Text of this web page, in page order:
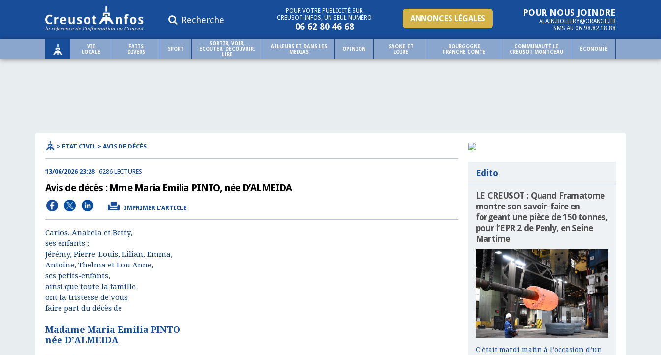
Recherche
POUR NOUS JOINDRE
ALAIN.BOLLERY@ORANGE.FR
SMS AU 06.98.82.18.88
ANNONCES LÉGALES
POUR VOTRE PUBLICITÉ SUR
CREUSOT-INFOS, UN SEUL NUMÉRO
06 62 80 46 68
VIE
LOCALE
FAITS
DIVERS
SPORT
SORTIR, VOIR,
ECOUTER, DECOUVRIR,
LIRE
AILLEURS ET DANS LES
MÉDIAS
OPINION
SAONE ET
LOIRE
BOURGOGNE
FRANCHE COMTE
COMMUNAUTÉ LE
CREUSOT MONTCEAU
ÉCONOMIE
> ETAT CIVIL > AVIS DE DÉCÈS
13/06/2026 23:28 6286 LECTURES
Avis de décès : Mme Maria Emilia PINTO, née D’ALMEIDA
IMPRIMER L'ARTICLE
Carlos, Anabela et Betty,
ses enfants ;
Jérémy, Pierre-Louis, Lilian, Emma,
Antoine, Thelma et Lou Anne,
ses petits-enfants,
ainsi que toute la famille
ont la tristesse de vous
faire part du décès de
Madame Maria Emilia PINTO
née D’ALMEIDA
Edito
LE CREUSOT : Quand Framatome
montre son savoir-faire en
forgeant une pièce de 150 tonnes,
pour l’EPR 2 de Penly, en Seine
Martime
C’était mardi matin à l’occasion d’un